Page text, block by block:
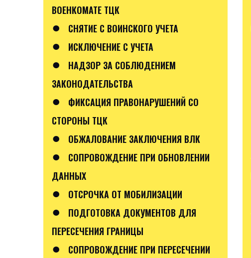
ВОЕНКОМАТЕ ТЦК
● СНЯТИЕ С ВОИНСКОГО УЧЕТА
● ИСКЛЮЧЕНИЕ С УЧЕТА
●
НАДЗОР ЗА СОБЛЮДЕНИЕМ
ЗАКОНОДАТЕЛЬСТВА
●
ФИКСАЦИЯ ПРАВОНАРУШЕНИЙ СО
СТОРОНЫ ТЦК
● ОБЖАЛОВАНИЕ ЗАКЛЮЧЕНИЯ ВЛК
●
СОПРОВОЖДЕНИЕ ПРИ ОБНОВЛЕНИИ
ДАННЫХ
● ОТСРОЧКА ОТ МОБИЛИЗАЦИИ
●
ПОДГОТОВКА ДОКУМЕНТОВ ДЛЯ
ПЕРЕСЕЧЕНИЯ ГРАНИЦЫ
●
СОПРОВОЖДЕНИЕ ПРИ ПЕРЕСЕЧЕНИИ